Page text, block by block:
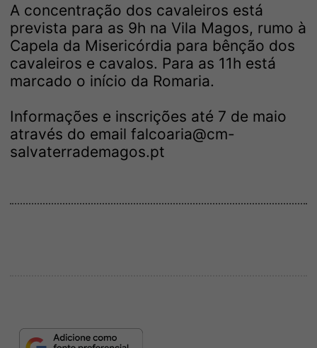
A concentração dos cavaleiros está
prevista para as 9h na Vila Magos, rumo à
Capela da Misericórdia para bênção dos
cavaleiros e cavalos. Para as 11h está
marcado o início da Romaria.
Informações e inscrições até 7 de maio
através do email falcoaria@cm-
salvaterrademagos.pt